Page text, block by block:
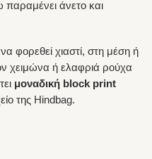
άνετο και
να φορεθεί χιαστί, στη μέση ή
ή ελαφριά ρούχα
μοναδική block print
της Hindbag.